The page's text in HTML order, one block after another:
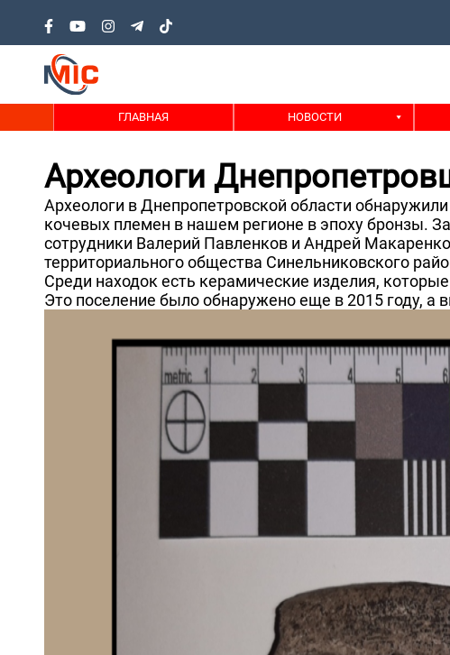
ГЛАВНАЯ НОВОСТИ
Археологи
Археологи в Днепропетровской области
кочевых племен в нашем регионе в эпоху бронзы.
сотрудники Валерий Павленков и Андрей
территориального общества Синельниковского
Среди находок есть керамические изделия,
Это поселение было обнаружено еще в 2015 году, а